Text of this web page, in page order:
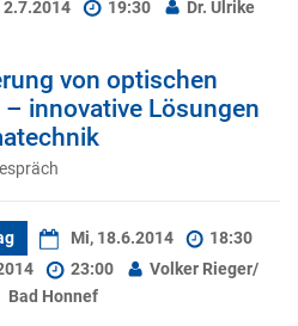
2.7.2014 19:30
Dr. Ulrike
von optischen
innovative Lösungen
Mi, 18.6.2014
18:30
23:00
Volker Rieger/
Bad Honnef